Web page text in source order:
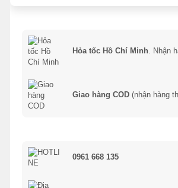
Hỏa tốc Hồ Chí Minh. Nhận
Giao hàng COD (nhận hàng
0961 668 135